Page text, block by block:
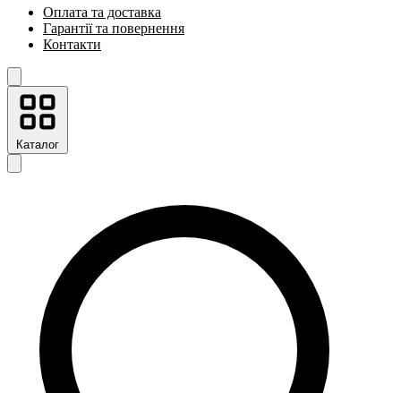
Оплата та доставка
Гарантії та повернення
Контакти
Каталог